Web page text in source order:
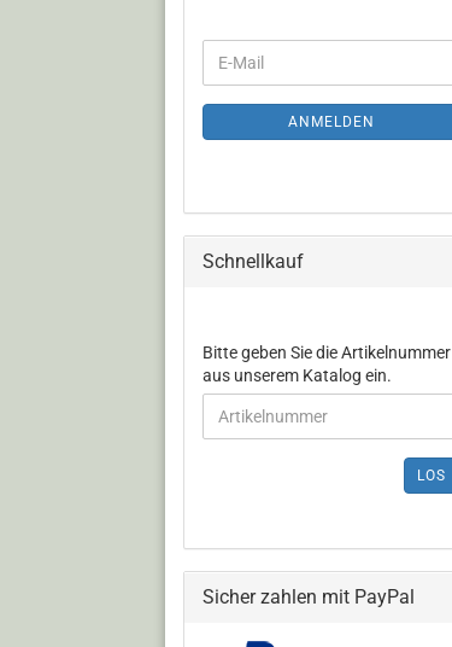
ANMELDEN
Schnellkauf
Bitte geben Sie die Artikelnummer
aus unserem Katalog ein.
LOS
Sicher zahlen mit PayPal